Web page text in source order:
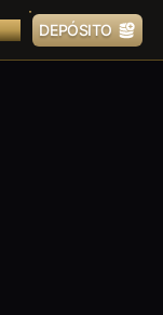
DEPÓSITO